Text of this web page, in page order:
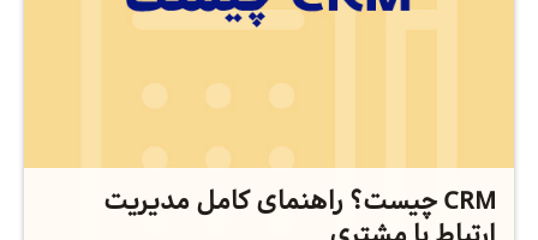
CRM چیست؟ راهنمای کامل مدیریت